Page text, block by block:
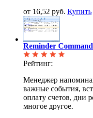
от 16,52 руб. Купить
Reminder
Рейтинг:
Менеджер
важные события,
оплату счетов, дни
многое другое.